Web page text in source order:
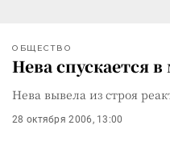
ОБЩЕСТВО
Нева спускается
Нева вывела из строя
28 октября 2006, 13:00